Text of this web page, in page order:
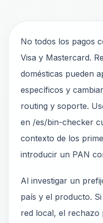
No todos los pagos
Visa y Mastercard.
domésticas pueden
específicos y
routing y soporte.
en /es/bin-checker
contexto de los
introducir un PAN
Al investigar un
país y el producto.
red local, el rechazo